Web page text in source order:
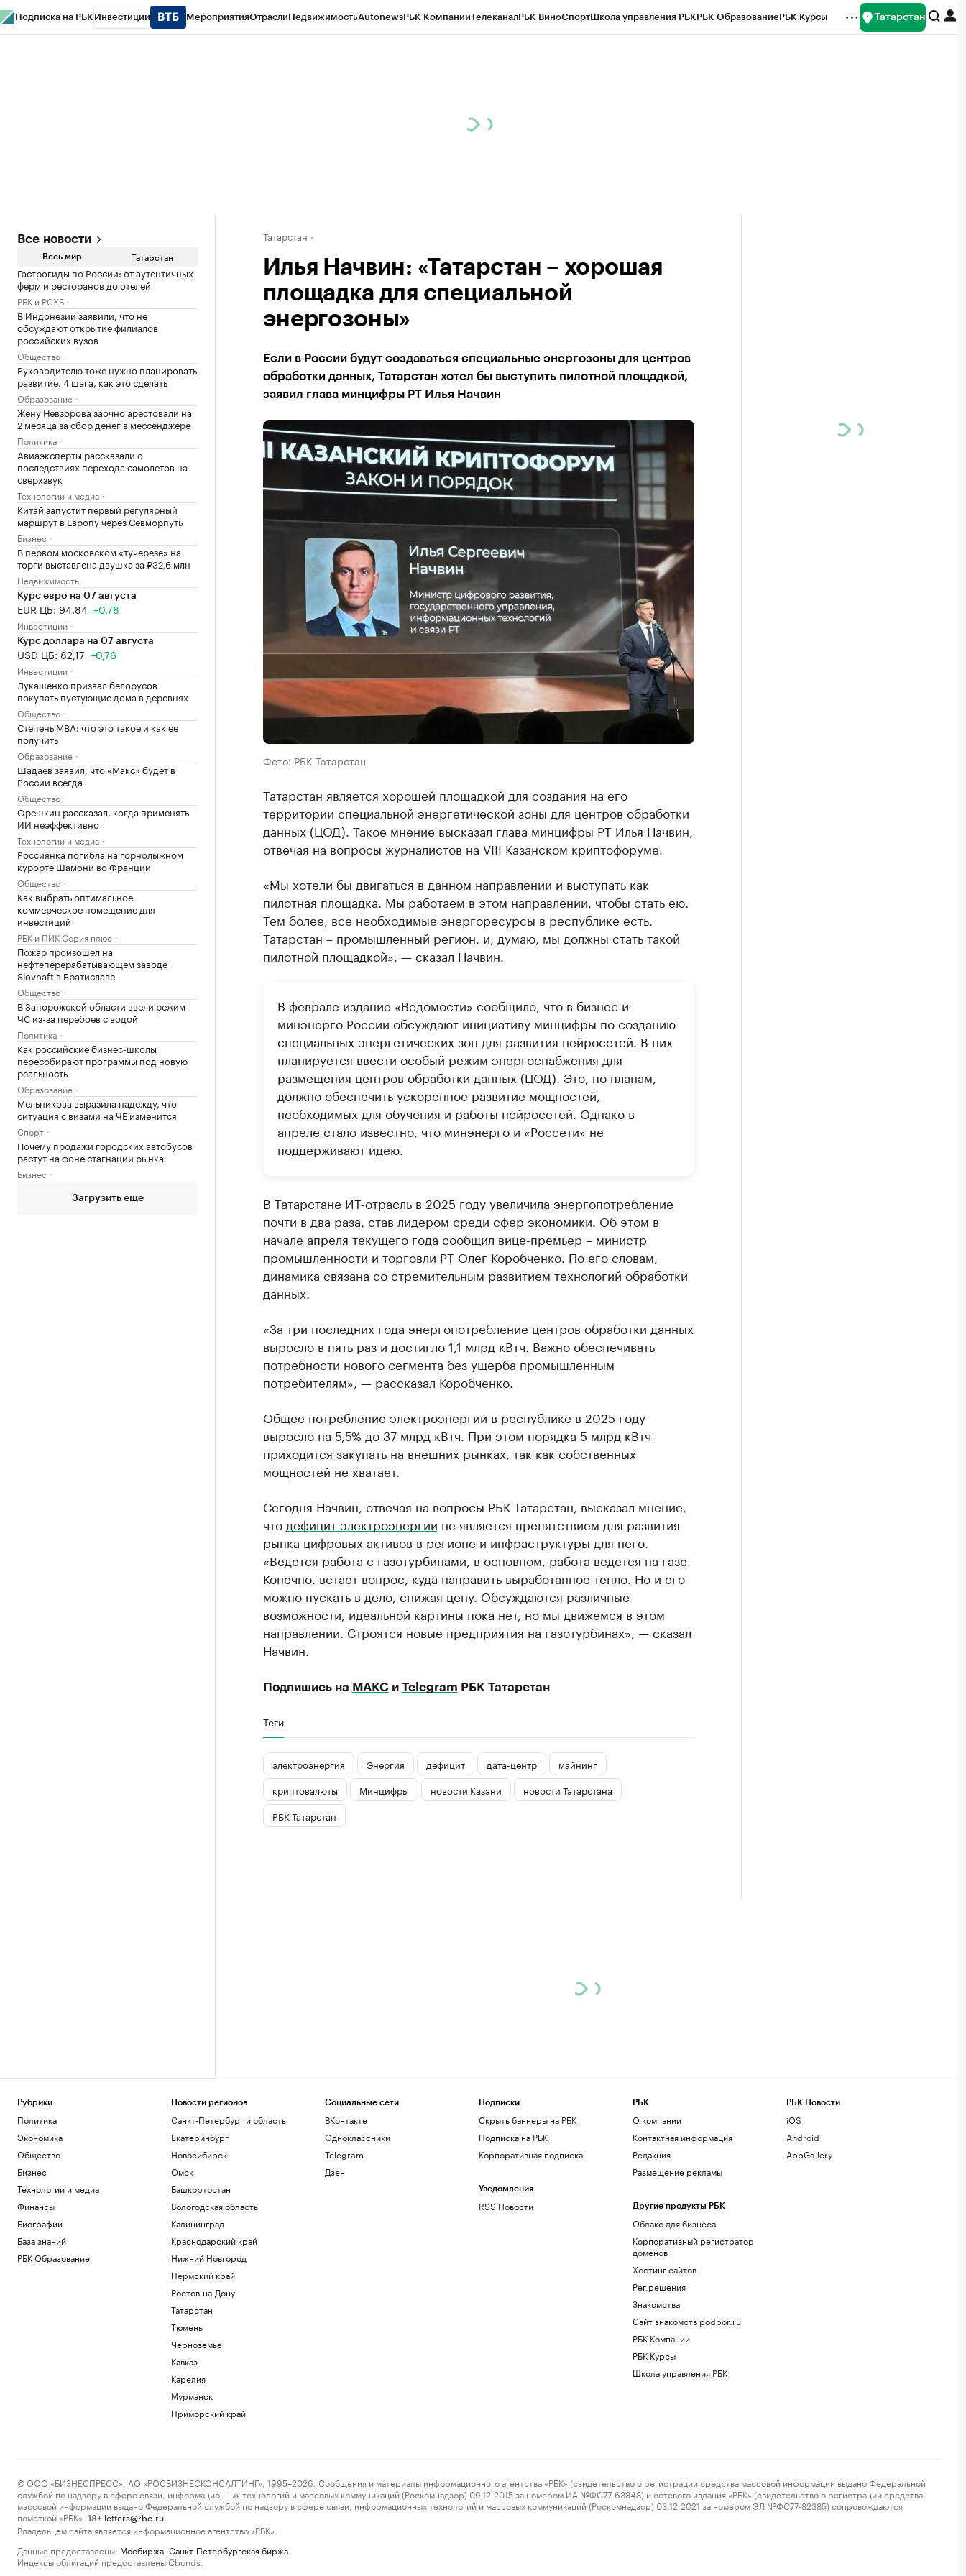
Подписка на РБК Инвестиции МероприятияОтраслиНедвижимостьAutonewsРБК КомпанииТелеканалРБК ВиноСпортШкола управления РБКРБК ОбразованиеРБК Курсы Татарстан
Все новости
Весь мир Татарстан
Гастрогиды по России: от аутентичных
ферм и ресторанов до отелей
РБК и РСХБ
В Индонезии заявили, что не
обсуждают открытие филиалов
российских вузов
Общество
Руководителю тоже нужно планировать
развитие. 4 шага, как это сделать
Образование
Жену Невзорова заочно арестовали на
2 месяца за сбор денег в мессенджере
Политика
Авиаэксперты рассказали о
последствиях перехода самолетов на
сверхзвук
Технологии и медиа
Китай запустит первый регулярный
маршрут в Европу через Севморпуть
Бизнес
В первом московском «тучерезе» на
торги выставлена двушка за ₽32,6 млн
Недвижимость
Курс евро на 07 августа
EUR ЦБ: 94,84 +0,78
Инвестиции
Курс доллара на 07 августа
USD ЦБ: 82,17 +0,76
Инвестиции
Лукашенко призвал белорусов
покупать пустующие дома в деревнях
Общество
Степень MBA: что это такое и как ее
получить
Образование
Шадаев заявил, что «Макс» будет в
России всегда
Общество
Орешкин рассказал, когда применять
ИИ неэффективно
Технологии и медиа
Россиянка погибла на горнолыжном
курорте Шамони во Франции
Общество
Как выбрать оптимальное
коммерческое помещение для
инвестиций
РБК и ПИК Серия плюс
Пожар произошел на
нефтеперерабатывающем заводе
Slovnaft в Братиславе
Общество
В Запорожской области ввели режим
ЧС из-за перебоев с водой
Политика
Как российские бизнес-школы
пересобирают программы под новую
реальность
Образование
Мельникова выразила надежду, что
ситуация с визами на ЧЕ изменится
Спорт
Почему продажи городских автобусов
растут на фоне стагнации рынка
Бизнес
Загрузить еще
Татарстан
Илья Начвин: «Татарстан – хорошая
площадка для специальной
энергозоны»
Если в России будут создаваться специальные энергозоны для центров
обработки данных, Татарстан хотел бы выступить пилотной площадкой,
заявил глава минцифры РТ Илья Начвин
Фото: РБК Татарстан
Татарстан является хорошей площадкой для создания на его
территории специальной энергетической зоны для центров обработки
данных (ЦОД). Такое мнение высказал глава минцифры РТ Илья Начвин,
отвечая на вопросы журналистов на VIII Казанском криптофоруме.
«Мы хотели бы двигаться в данном направлении и выступать как
пилотная площадка. Мы работаем в этом направлении, чтобы стать ею.
Тем более, все необходимые энергоресурсы в республике есть.
Татарстан – промышленный регион, и, думаю, мы должны стать такой
пилотной площадкой», — сказал Начвин.
В феврале издание «Ведомости» сообщило, что в бизнес и
минэнерго России обсуждают инициативу минцифры по созданию
специальных энергетических зон для развития нейросетей. В них
планируется ввести особый режим энергоснабжения для
размещения центров обработки данных (ЦОД). Это, по планам,
должно обеспечить ускоренное развитие мощностей,
необходимых для обучения и работы нейросетей. Однако в
апреле стало известно, что минэнерго и «Россети» не
поддерживают идею.
В Татарстане ИТ-отрасль в 2025 годуувеличила энергопотребление
почти в два раза, став лидером среди сфер экономики. Об этом в
начале апреля текущего года сообщил вице-премьер – министр
промышленности и торговли РТ Олег Коробченко. По его словам,
динамика связана со стремительным развитием технологий обработки
данных.
«За три последних года энергопотребление центров обработки данных
выросло в пять раз и достигло 1,1 млрд кВтч. Важно обеспечивать
потребности нового сегмента без ущерба промышленным
потребителям», — рассказал Коробченко.
Общее потребление электроэнергии в республике в 2025 году
выросло на 5,5% до 37 млрд кВтч. При этом порядка 5 млрд кВтч
приходится закупать на внешних рынках, так как собственных
мощностей не хватает.
Сегодня Начвин, отвечая на вопросы РБК Татарстан, высказал мнение,
что дефицит электроэнергии не является препятствием для развития
рынка цифровых активов в регионе и инфраструктуры для него.
«Ведется работа с газотурбинами, в основном, работа ведется на газе.
Конечно, встает вопрос, куда направить выработанное тепло. Но и его
можно пускать в дело, снижая цену. Обсуждаются различные
возможности, идеальной картины пока нет, но мы движемся в этом
направлении. Строятся новые предприятия на газотурбинах», — сказал
Начвин.
Подпишись на МАКСи Telegram РБК Татарстан
Теги
электроэнергия Энергия дефицит дата-центр
майнинг
криптовалюты
Минцифры новости Казани
новости Татарстана
РБК Татарстан
Рубрики
Политика
Экономика
Общество
Бизнес
Технологии и медиа
Финансы
Биографии
База знаний
РБК Образование
Новости регионов
Санкт-Петербург и область
Екатеринбург
Новосибирск
Омск
Башкортостан
Вологодская область
Калининград
Краснодарский край
Нижний Новгород
Пермский край
Ростов-на-Дону
Татарстан
Тюмень
Черноземье
Кавказ
Карелия
Мурманск
Приморский край
Социальные сети
ВКонтакте
Одноклассники
Telegram
Дзен
Подписки
Скрыть баннеры на РБК
Подписка на РБК
Корпоративная подписка
Уведомления
RSS Новости
РБК
О компании
Контактная информация
Редакция
Размещение рекламы
Другие продукты РБК
Облако для бизнеса
Корпоративный регистратор
доменов
Хостинг сайтов
Рег.решения
Знакомства
Сайт знакомств podbor.ru
РБК Компании
РБК Курсы
Школа управления РБК
РБК Новости
iOS
Android
AppGallery
© ООО «БИЗНЕСПРЕСС», АО «РОСБИЗНЕСКОНСАЛТИНГ», 1995–2026. Сообщения и материалы информационного агентства «РБК» (свидетельство о регистрации средства массовой информации выдано Федеральной
службой по надзору в сфере связи, информационных технологий и массовых коммуникаций (Роскомнадзор) 09.12.2015 за номером ИА №ФС77-63848) и сетевого издания «РБК» (свидетельство о регистрации средства
массовой информации выдано Федеральной службой по надзору в сфере связи, информационных технологий и массовых коммуникаций (Роскомнадзор) 03.12.2021 за номером ЭЛ №ФС77-82385) сопровождаются
пометкой «РБК».
18+ letters@rbc.ru
Владельцем сайта является информационное агентство «РБК».
Данные предоставлены: Мосбиржа Санкт-Петербургская биржа
Индексы облигаций предоставлены Cbonds.